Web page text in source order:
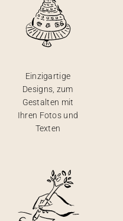
Einzigartige
Designs, zum
Gestalten mit
Ihren Fotos und
Texten